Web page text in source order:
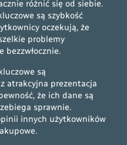
różnić się od siebie.
są szybkość
oczekują, że
problemy
bezzwłocznie.
są
atrakcyjna prezentacja
że ich dane są
sprawnie.
innych użytkowników